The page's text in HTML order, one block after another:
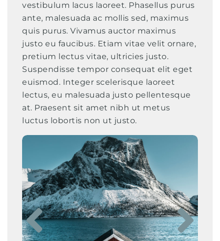
vestibulum lacus laoreet. Phasellus purus
ante, malesuada ac mollis sed, maximus
quis purus. Vivamus auctor maximus
justo eu faucibus. Etiam vitae velit ornare,
pretium lectus vitae, ultricies justo.
Suspendisse tempor consequat elit eget
euismod. Integer scelerisque laoreet
lectus, eu malesuada justo pellentesque
at. Praesent sit amet nibh ut metus
luctus lobortis non ut justo.